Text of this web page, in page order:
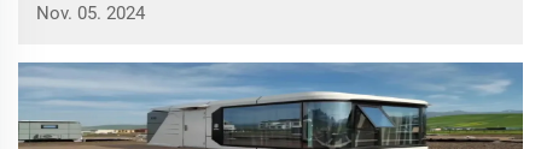
Fertighäuser herzustellen, um einzigartige Bedürfnisse und
Entscheidung rund um den Kauf eines Fertighauses
sorgfältig getroffen wird...
Nov. 05. 2024